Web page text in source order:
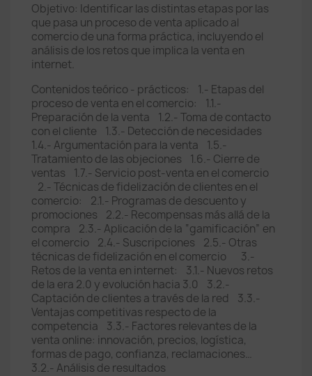
Objetivo: Identificar las distintas etapas por las
que pasa un proceso de venta aplicado al
comercio de una forma práctica, incluyendo el
análisis de los retos que implica la venta en
internet.
Contenidos teórico - prácticos: 1.- Etapas del
proceso de venta en el comercio: 1.1.-
Preparación de la venta 1.2.- Toma de contacto
con el cliente 1.3.- Detección de necesidades
1.4.- Argumentación para la venta 1.5.-
Tratamiento de las objeciones 1.6.- Cierre de
ventas 1.7.- Servicio post-venta en el comercio
2.- Técnicas de fidelización de clientes en el
comercio: 2.1.- Programas de descuento y
promociones 2.2.- Recompensas más allá de la
compra 2.3.- Aplicación de la “gamificación” en
el comercio 2.4.- Suscripciones 2.5.- Otras
técnicas de fidelización en el comercio 3.-
Retos de la venta en internet: 3.1.- Nuevos retos
de la era 2.0 y evolución hacia 3.0 3.2.-
Captación de clientes a través de la red 3.3.-
Ventajas competitivas respecto de la
competencia 3.3.- Factores relevantes de la
venta online: innovación, precios, logística,
formas de pago, confianza, reclamaciones…
3.2.- Análisis de resultados